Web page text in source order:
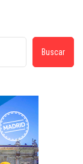
Buscar